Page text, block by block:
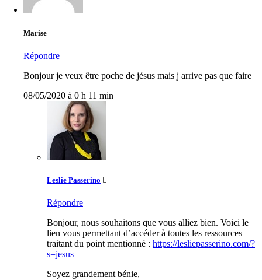
Marise
Répondre
Bonjour je veux être poche de jésus mais j arrive pas que faire
08/05/2020 à 0 h 11 min
Leslie Passerino
Répondre
Bonjour, nous souhaitons que vous alliez bien. Voici le
lien vous permettant d’accéder à toutes les ressources
traitant du point mentionné : https://lesliepasserino.com/?
s=jesus
Soyez grandement bénie,